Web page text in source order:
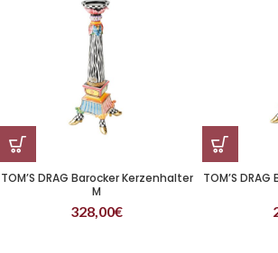
TOM’S DRAG Barocker Kerzenhalter
M
328,00€
TOM’S